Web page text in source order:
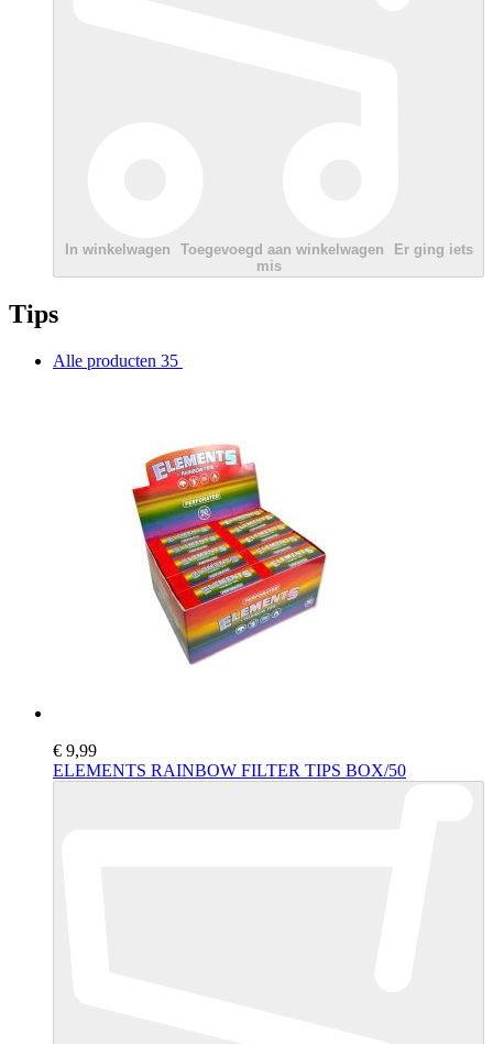
In winkelwagen Toegevoegd aan winkelwagen
Er ging iets
mis
Tips
Alle producten 35
€ 9,99
ELEMENTS RAINBOW FILTER TIPS BOX/50